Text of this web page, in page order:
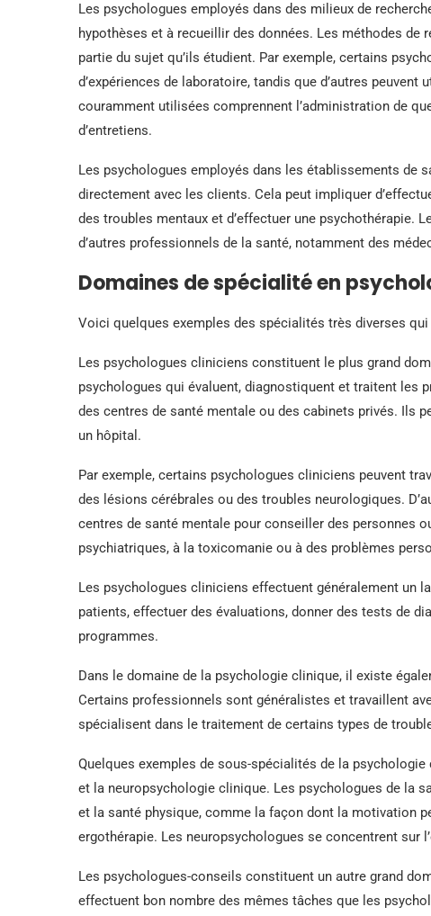
Les psychologues employés dans des milieux de
hypothèses et à recueillir des données. Les méthodes de
partie du sujet qu’ils étudient. Par exemple, certains
d’expériences de laboratoire, tandis que d’autres peuvent
couramment utilisées comprennent l’administration de
d’entretiens.
Les psychologues employés dans les établissements de
directement avec les clients. Cela peut impliquer
des troubles mentaux et d’effectuer une psychothérapie.
d’autres professionnels de la santé, notamment des
Domaines de spécialité en
Voici quelques exemples des spécialités très diverses
Les psychologues cliniciens constituent le plus grand
psychologues qui évaluent, diagnostiquent et traitent les
des centres de santé mentale ou des cabinets privés. Ils
un hôpital.
Par exemple, certains psychologues cliniciens peuvent
des lésions cérébrales ou des troubles neurologiques.
centres de santé mentale pour conseiller des personnes
psychiatriques, à la toxicomanie ou à des problèmes
Les psychologues cliniciens effectuent généralement un
patients, effectuer des évaluations, donner des tests de
programmes.
Dans le domaine de la psychologie clinique, il existe
Certains professionnels sont généralistes et travaillent
spécialisent dans le traitement de certains types de
Quelques exemples de sous-spécialités de la
et la neuropsychologie clinique. Les psychologues de la
et la santé physique, comme la façon dont la motivation
ergothérapie. Les neuropsychologues se concentrent sur
Les psychologues-conseils constituent un autre grand
effectuent bon nombre des mêmes tâches que les